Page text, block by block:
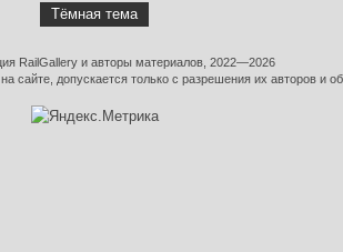
Тёмная тема
RailGallery и авторы материалов, 2022—2026
допускается только с разрешения их авторов и